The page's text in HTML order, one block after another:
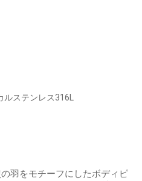
ステンレス316L
羽をモチーフにしたボディピ